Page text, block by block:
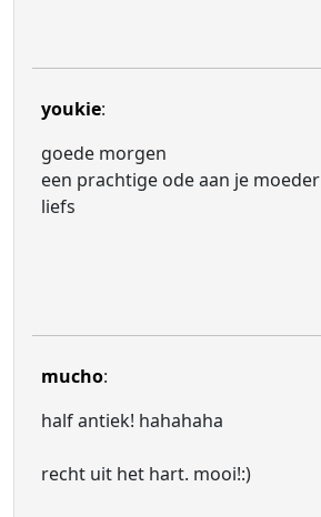
youkie:
goede morgen
een prachtige ode aan je moeder
liefs
mucho:
half antiek! hahahaha
recht uit het hart. mooi!:)